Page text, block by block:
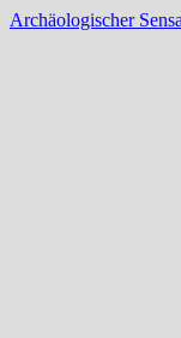
Archäologischer